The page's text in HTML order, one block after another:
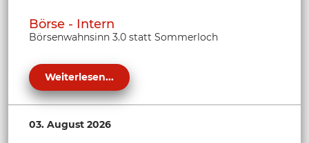
Börse - Intern
Börsenwahnsinn 3.0 statt Sommerloch
Weiterlesen...
03. August 2026